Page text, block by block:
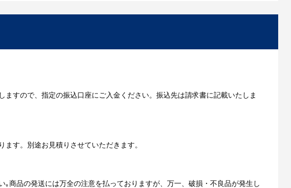
すので、指定の振込口座にご入金ください。振込先は請求書に記載いたしま
す。別途お見積りさせていただきます。
商品の発送には万全の注意を払っておりますが、万一、破損・不良品が発生し